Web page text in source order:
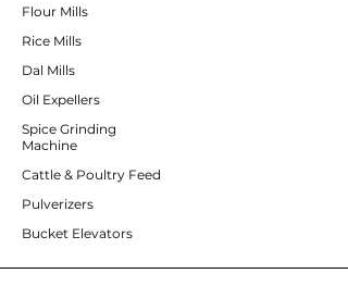
Flour Mills
Rice Mills
Dal Mills
Oil Expellers
Spice Grinding
Machine
Cattle & Poultry Feed
Pulverizers
Bucket Elevators